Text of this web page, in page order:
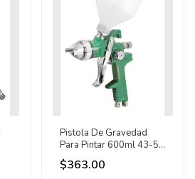
Pistola De Gravedad
Para Pintar 600ml 43-57
Psi Lion Tools Blanco
$363.00